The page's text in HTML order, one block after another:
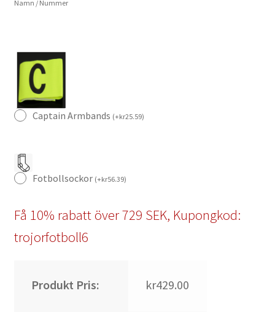
Kortärmad
mängd
Namn / Nummer
Captain Armbands (+kr25.59)
Fotbollsockor (+kr56.39)
Få 10% rabatt över 729 SEK, Kupongkod:
trojorfotboll6
Produkt Pris: kr429.00